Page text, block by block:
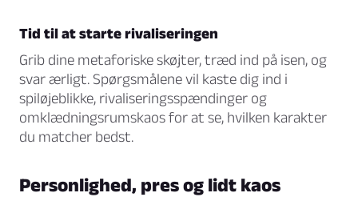
Tid til at starte rivaliseringen
Grib dine metaforiske skøjter, træd ind på isen, og
svar ærligt. Spørgsmålene vil kaste dig ind i
spiløjeblikke, rivaliseringsspændinger og
omklædningsrumskaos for at se, hvilken karakter
du matcher bedst.
Personlighed, pres og lidt kaos